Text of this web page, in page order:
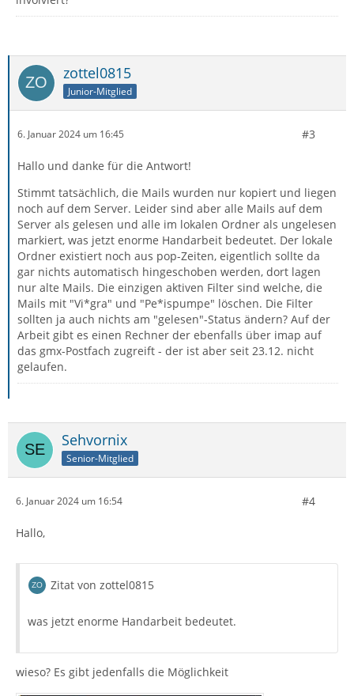
zottel0815
Junior-Mitglied
6. Januar 2024 um 16:45 #3
Hallo und danke für die Antwort!
Stimmt tatsächlich, die Mails wurden nur kopiert und liegen
noch auf dem Server. Leider sind aber alle Mails auf dem
Server als gelesen und alle im lokalen Ordner als ungelesen
markiert, was jetzt enorme Handarbeit bedeutet. Der lokale
Ordner existiert noch aus pop-Zeiten, eigentlich sollte da
gar nichts automatisch hingeschoben werden, dort lagen
nur alte Mails. Die einzigen aktiven Filter sind welche, die
Mails mit "Vi*gra" und "Pe*ispumpe" löschen. Die Filter
sollten ja auch nichts am "gelesen"-Status ändern? Auf der
Arbeit gibt es einen Rechner der ebenfalls über imap auf
das gmx-Postfach zugreift - der ist aber seit 23.12. nicht
gelaufen.
Sehvornix
Senior-Mitglied
6. Januar 2024 um 16:54 #4
Hallo,
Zitat von zottel0815
was jetzt enorme Handarbeit bedeutet.
wieso? Es gibt jedenfalls die Möglichkeit